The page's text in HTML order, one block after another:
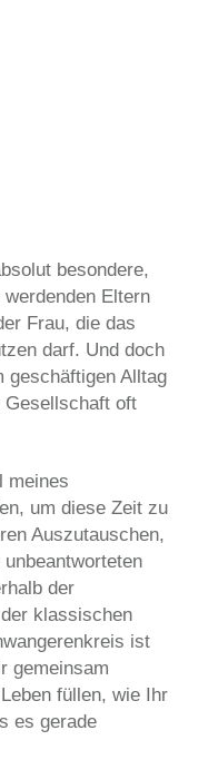
besondere,
Eltern
Frau, die das
darf. Und doch
geschäftigen Alltag
Gesellschaft oft
meines
um diese Zeit zu
Auszutauschen,
der
klassischen
ist
gemeinsam
füllen, wie Ihr
es gerade